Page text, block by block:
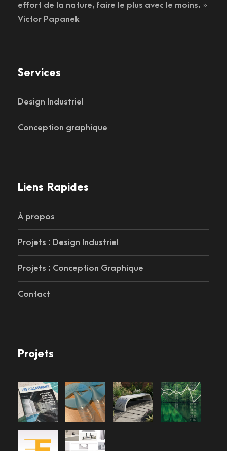
effort de la nature, faire le plus avec le moins. »
Victor Papanek
Services
Design Industriel
Conception graphique
Liens Rapides
À propos
Projets : Design Industriel
Projets : Conception Graphique
Contact
Projets